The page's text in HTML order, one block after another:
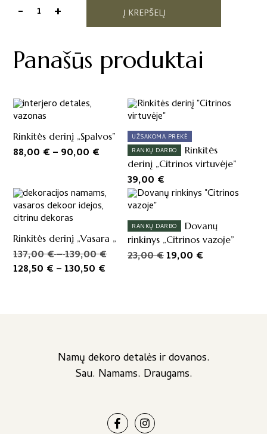
-produkto
derinį
+ Į KREPŠELĮ
Panašūs produktai
Rinkitės derinį „Spalvos”
88,00 € – 90,00 €
range:
88,00 €
through
90,00 €
UŽSAKOMA PREKĖ
RANKŲ DARBO
Rinkitės
derinį „Citrinos virtuvėje”
39,00 €
Rinkitės derinį „Vasara „
137,00€–139,00€Price
Original
137,00 €
through
128,50 € –130,50 €
range:
128,50 €
RANKŲ DARBO
Dovanų
rinkinys „Citrinos vazoje”
23,00€Original
19,00 €
Namų dekoro detalės ir dovanos.
Sau. Namams. Draugams.